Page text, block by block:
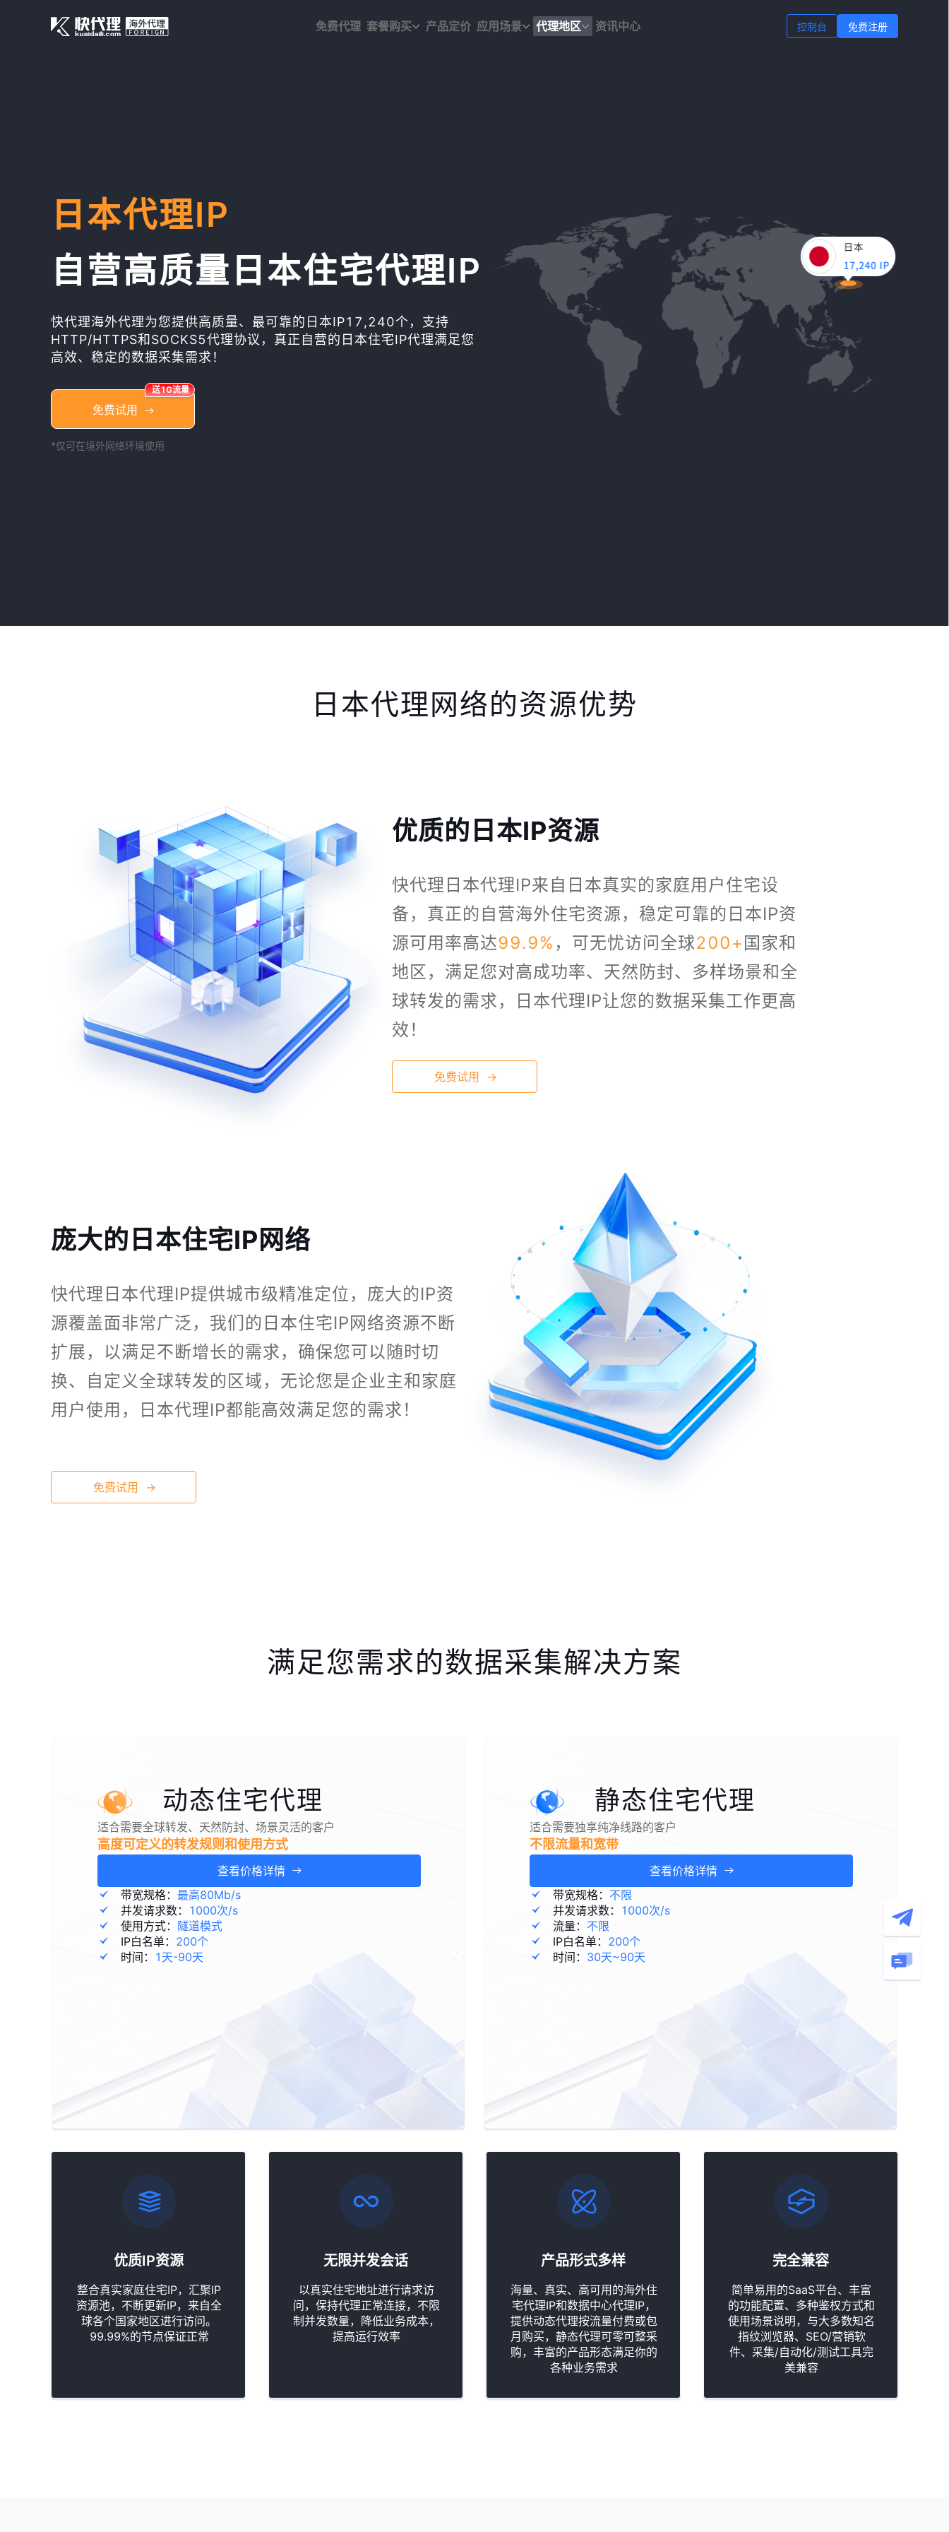
免费代理 套餐购买 产品定价 应用场景 代理地区 资讯中心 控制台 免费注册
日本代理IP
自营高质量日本住宅代理IP
快代理海外代理为您提供高质量、最可靠的日本IP17,240个，支持
HTTP/HTTPS和SOCKS5代理协议，真正自营的日本住宅IP代理满足您
高效、稳定的数据采集需求！
免费试用
送1G流量
*仅可在境外网络环境使用
日本代理网络的资源优势
优质的日本IP资源
快代理日本代理IP来自日本真实的家庭用户住宅设
备，真正的自营海外住宅资源，稳定可靠的日本IP资
源可用率高达99.9% ，可无忧访问全球200+ 国家和
地区，满足您对高成功率、天然防封、多样场景和全
球转发的需求，日本代理IP让您的数据采集工作更高
效！
免费试用
庞大的日本住宅IP网络
快代理日本代理IP提供城市级精准定位，庞大的IP资
源覆盖面非常广泛，我们的日本住宅IP网络资源不断
扩展，以满足不断增长的需求，确保您可以随时切
换、自定义全球转发的区域，无论您是企业主和家庭
用户使用，日本代理IP都能高效满足您的需求！
免费试用
满足您需求的数据采集解决方案
动态住宅代理
适合需要全球转发、天然防封、场景灵活的客户
高度可定义的转发规则和使用方式
查看价格详情
带宽规格： 最高80Mb/s
并发请求数： 1000次/s
使用方式： 隧道模式
IP白名单： 200个
时间： 1天-90天
静态住宅代理
适合需要独享纯净线路的客户
不限流量和宽带
查看价格详情
带宽规格： 不限
并发请求数： 1000次/s
流量： 不限
IP白名单： 200个
时间： 30天~90天
优质IP资源
整合真实家庭住宅IP，汇聚IP
资源池，不断更新IP，来自全
球各个国家地区进行访问。
99.99%的节点保证正常
无限并发会话
以真实住宅地址进行请求访
问，保持代理正常连接，不限
制并发数量，降低业务成本，
提高运行效率
产品形式多样
海量、真实、高可用的海外住
宅代理IP和数据中心代理IP，
提供动态代理按流量付费或包
月购买，静态代理可零可整采
购，丰富的产品形态满足你的
各种业务需求
完全兼容
简单易用的SaaS平台、丰富
的功能配置、多种鉴权方式和
使用场景说明，与大多数知名
指纹浏览器、SEO/营销软
件、采集/自动化/测试工具完
美兼容